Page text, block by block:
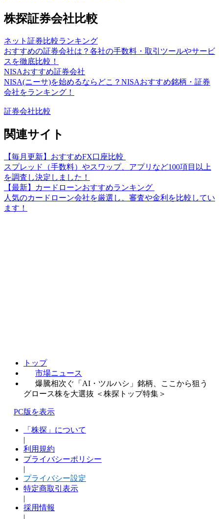
株探証券会社比較
ネット証券比較ランキング
おすすめの証券会社は？各社の手数料・取引ツールやサービ
スを徹底比較！
NISAおすすめ証券会社
NISA(ニーサ)を始めるならどこ？NISAおすすめ銘柄・証券
会社をランキング！
証券会社比較
関連サイト
【毎月更新】おすすめFX口座比較
スプレッド（手数料）やスワップ、アプリなど100項目以上
を調査し決定しました！
【最新】カードローンおすすめランキング
人気のカードローン会社を厳選し、審査や金利を比較してい
ます！
トップ
市場ニュース
爆騰相次ぐ「AI・ツルハシ」銘柄、ここから狙う
グロース株を大選抜 ＜株探トップ特集＞
PC版を表示
「株探」について
|
利用規約
プライバシーポリシー
|
プライバシー設定
特定商取引表示
|
採用情報
|